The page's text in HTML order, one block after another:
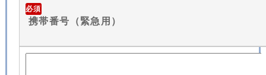
必須
携帯番号（緊急用）